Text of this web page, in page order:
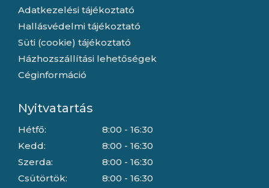
Adatkezelési tájékoztató
Hallásvédelmi tájékoztató
Süti (cookie) tájékoztató
Házhozszállítási lehetőségek
Céginformáció
Nyitvatartás
Hétfő:
Kedd:
Szerda:
Csütörtök:
8:00 - 16:30
8:00 - 16:30
8:00 - 16:30
8:00 - 16:30